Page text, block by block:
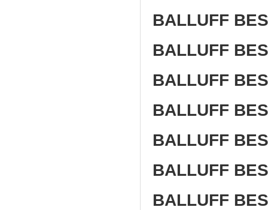
BALLUFF
BALLUFF
BALLUFF
BALLUFF
BALLUFF
BALLUFF
BALLUFF